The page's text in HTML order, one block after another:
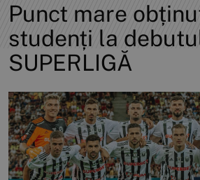
Punct mare
studenți la
SUPERLIGĂ